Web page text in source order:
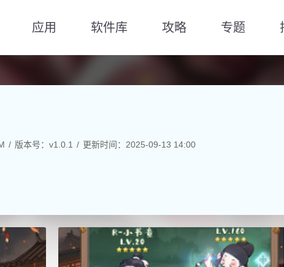
应用 软件库 攻略 专题
版本号：v1.0.1 更新时间：2025-09-13 14:00